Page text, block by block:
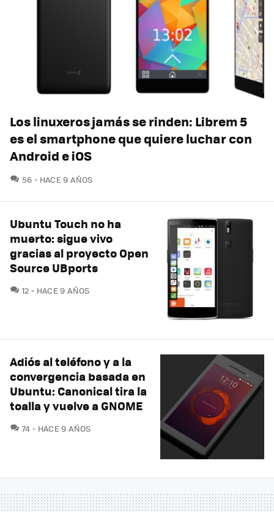
Los linuxeros jamás se rinden: Librem 5
es el smartphone que quiere luchar con
Android e iOS
56 COMENTARIOS
HACE 9 AÑOS
Ubuntu Touch no ha
muerto: sigue vivo
gracias al proyecto Open
Source UBports
12 COMENTARIOS
HACE 9 AÑOS
Adiós al teléfono y a la
convergencia basada en
Ubuntu: Canonical tira la
toalla y vuelve a GNOME
74 COMENTARIOS
HACE 9 AÑOS